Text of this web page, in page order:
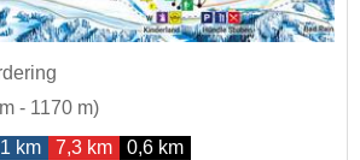
- 1170 m)
km 7,3 km 0,6 km